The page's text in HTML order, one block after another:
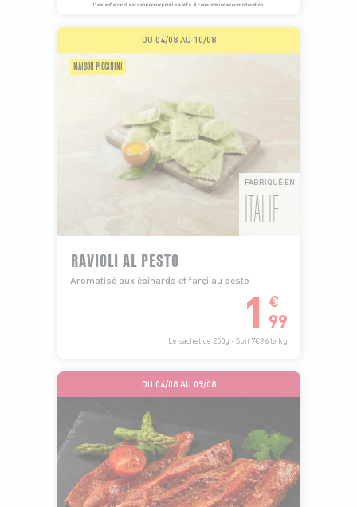
L’abus d’alcool est dangereux pour la santé. À consommer avec modération.
DU 04/08 AU 10/08
MAISON PICCININI
FABRIQUÉ EN
ITALIE
RAVIOLI AL PESTO
Aromatisé aux épinards et farçi au pesto
1 €
99
Le sachet de 250g - Soit 7€96 le kg
DU 04/08 AU 09/08